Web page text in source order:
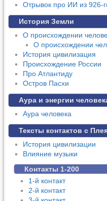
Отрывок про ИИ из 926-
История Земли
О происхождении
О происхождении
История цивилизация
Происхождение России
Про Атлантиду
Остров Пасхи
Аура и энергии
Аура человека
Тексты контактов с
История цивилизации
Влияние музыки
Контакты 1-200
1-й контакт
2-й контакт